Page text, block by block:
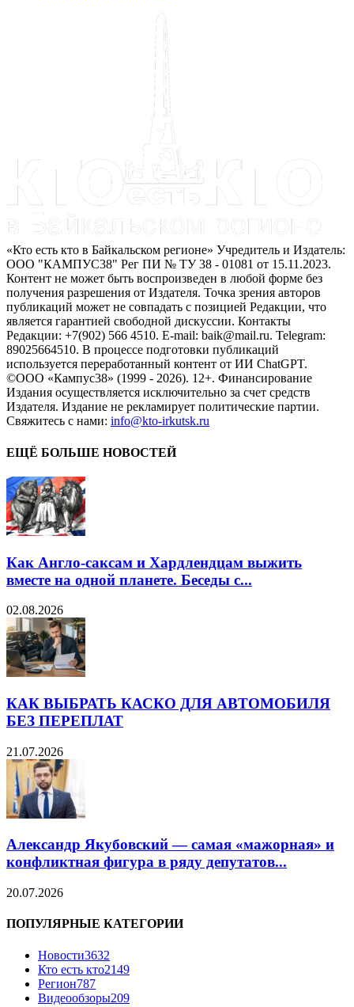
«Кто есть кто в Байкальском регионе» Учредитель и Издатель:
ООО "КАМПУС38" Рег ПИ № ТУ 38 - 01081 от 15.11.2023.
Контент не может быть воспроизведен в любой форме без
получения разрешения от Издателя. Точка зрения авторов
публикаций может не совпадать с позицией Редакции, что
является гарантией свободной дискуссии. Контакты
Редакции: +7(902) 566 4510. E-mail: baik@mail.ru. Telegram:
89025664510. В процессе подготовки публикаций
используется переработанный контент от ИИ ChatGPT.
©ООО «Кампус38» (1999 - 2026). 12+. Финансирование
Издания осуществляется исключительно за счет средств
Издателя. Издание не рекламирует политические партии.
Свяжитесь с нами: info@kto-irkutsk.ru
ЕЩЁ БОЛЬШЕ НОВОСТЕЙ
Как Англо-саксам и Хардлендцам выжить
вместе на одной планете. Беседы с...
02.08.2026
КАК ВЫБРАТЬ КАСКО ДЛЯ АВТОМОБИЛЯ
БЕЗ ПЕРЕПЛАТ
21.07.2026
Александр Якубовский — самая «мажорная» и
конфликтная фигура в ряду депутатов...
20.07.2026
ПОПУЛЯРНЫЕ КАТЕГОРИИ
Новости3632
Кто есть кто2149
Регион787
Видеообзоры209